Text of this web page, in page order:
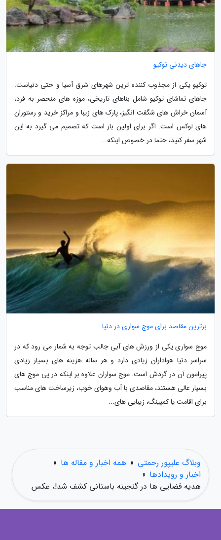
جاهای دیدنی توکیو
توکیو یکی از مجذوب کننده ترین شهرهای شرق آسیا و حتی دنیاست.
جاهای تماشای توکیو شامل بناهای تاریخی، موزه های منحصر به فرد،
آسمان خراش های شگفت انگیز، پارک های زیبا و مراکز خرید و رستوران
های لوکس است. اگر برای اولین بار است که تصمیم می گیرد به این
شهر سفر کنید، حتما در خصوص اینکه...
برترین مقاصد برای موج سواری در دنیا
موج سواری یکی از ورزش های آبی جالب توجه به شمار می رود که در
سراسر دنیا هواداران زیادی دارد و هر ساله هزینه های بسیار زیادی
پیرامون آن در گردش است. موج سواران علاوه بر اینکه در پی موج های
بسیار عالی هستند، مقاصدی با آب وهوای خوب، زیرساخت های مناسب
برای اقامت یا کمپینگ، زیبایی های...
وبلاگ علیپور رحمتی » همه اخبار و مقاله ها »
اخبار و رویدادها »
هدیه فضایی ها در گنجینه باستانی کشف شد!، عکس